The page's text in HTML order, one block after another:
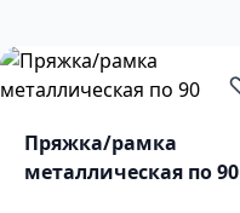
Пряжка/рамка
металлическая по 90